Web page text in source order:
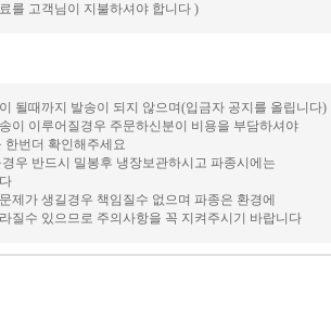
를 고객님이 지불하셔야 합니다 )
될때까지 발송이 되지 않으며(입금자 공지를 올립니다)
이 이루어질경우 주문하신분이 비용을 부담하셔야
한번더 확인해주세요
우 반드시 밀봉후 냉장보관하시고 파종시에는
제가 생길경우 책임질수 없으며 파종은 환경에
질수 있으므로 주의사항을 꼭 지켜주시기 바랍니다